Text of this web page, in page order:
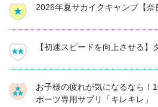
2026年夏サカイクキャンプ【奈
【初速スピードを向上させる】
お子様の疲れが気になるなら！
ポーツ専用サプリ「キレキレ」